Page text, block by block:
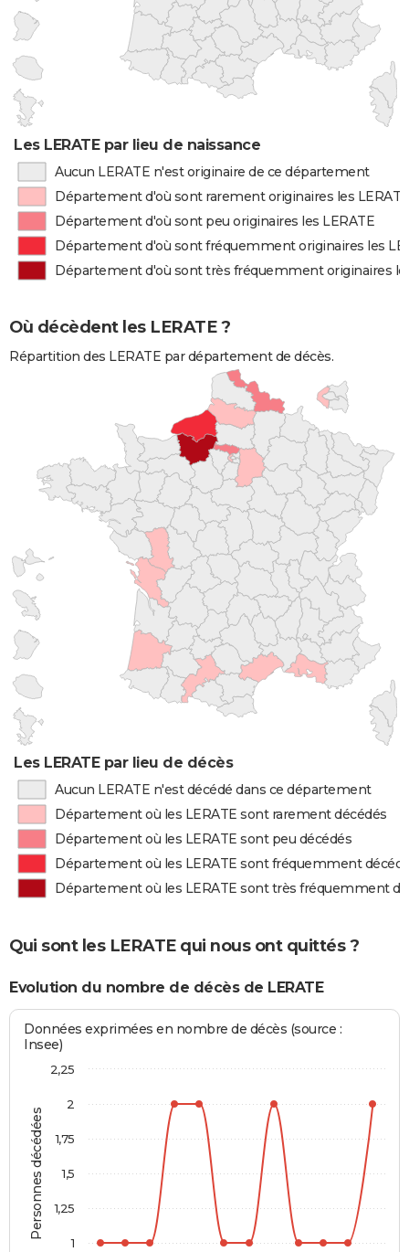
Les LERATE par lieu de naissance
Aucun LERATE n'est originaire de ce département
Département d'où sont rarement originaires les LERATE
Département d'où sont peu originaires les LERATE
Département d'où sont fréquemment originaires les
Département d'où sont très fréquemment originaires
Où décèdent les LERATE ?
Répartition des LERATE par département de décès.
Les LERATE par lieu de décès
Aucun LERATE n'est décédé dans ce département
Département où les LERATE sont rarement décédés
Département où les LERATE sont peu décédés
Département où les LERATE sont fréquemment
Département où les LERATE sont très fréquemment
Qui sont les LERATE qui nous ont quittés ?
Evolution du nombre de décès de LERATE
Personnes décédées
Données exprimées en nombre de décès (source :
Insee)
1
1,25
1,5
1,75
2
2,25